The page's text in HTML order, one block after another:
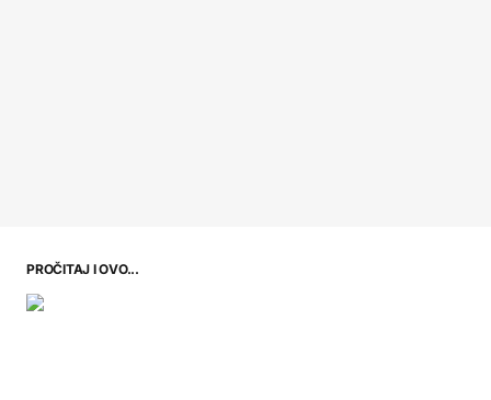
PROČITAJ I OVO...